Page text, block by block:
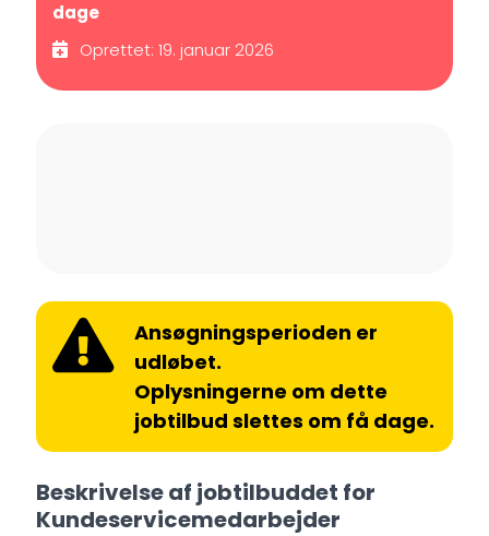
dage
Oprettet: 19. januar 2026
Ansøgningsperioden er
udløbet.
Oplysningerne om dette
jobtilbud slettes om få dage.
Beskrivelse af jobtilbuddet for
Kundeservicemedarbejder